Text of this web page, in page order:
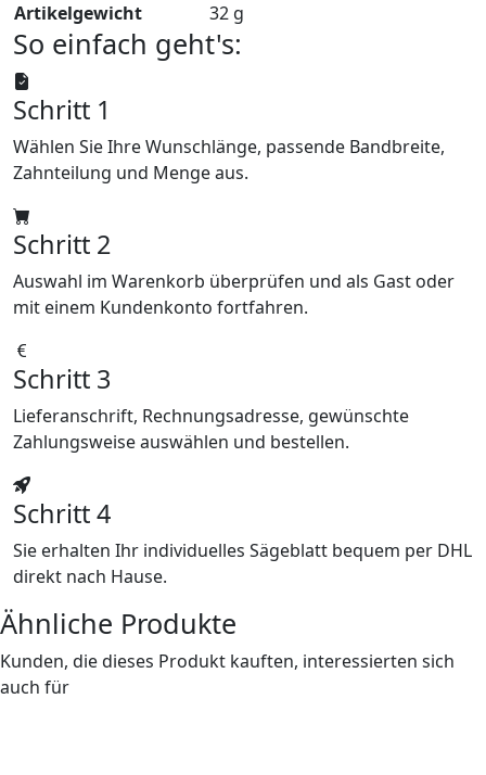
Artikelgewicht
‎32 g
So einfach geht's:
Schritt 1
Wählen Sie Ihre Wunschlänge, passende Bandbreite,
Zahnteilung und Menge aus.
Schritt 2
Auswahl im Warenkorb überprüfen und als Gast oder
mit einem Kundenkonto fortfahren.
Schritt 3
Lieferanschrift, Rechnungsadresse, gewünschte
Zahlungsweise auswählen und bestellen.
Schritt 4
Sie erhalten Ihr individuelles Sägeblatt bequem per DHL
direkt nach Hause.
Ähnliche Produkte
Kunden, die dieses Produkt kauften, interessierten sich
auch für